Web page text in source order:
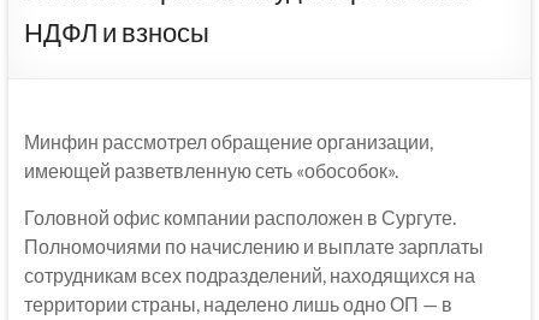
НДФЛ и взносы
Минфин рассмотрел обращение организации,
имеющей разветвленную сеть «обособок».
Головной офис компании расположен в Сургуте.
Полномочиями по начислению и выплате зарплаты
сотрудникам всех подразделений, находящихся на
территории страны, наделено лишь одно ОП — в